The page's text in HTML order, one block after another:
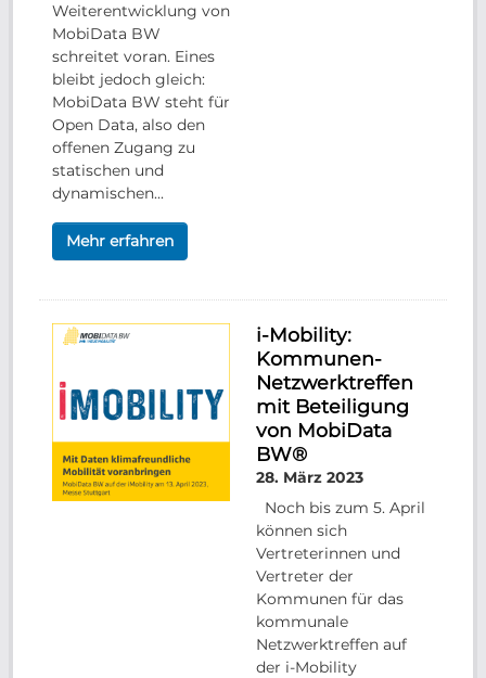
Weiterentwicklung von
MobiData BW
schreitet voran. Eines
bleibt jedoch gleich:
MobiData BW steht für
Open Data, also den
offenen Zugang zu
statischen und
dynamischen...
Mehr erfahren
i-Mobility:
Kommunen-
Netzwerktreffen
mit Beteiligung
von MobiData
BW®
28. März 2023
Noch bis zum 5. April
können sich
Vertreterinnen und
Vertreter der
Kommunen für das
kommunale
Netzwerktreffen auf
der i-Mobility